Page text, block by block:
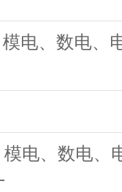
电、数电、
电、数电、